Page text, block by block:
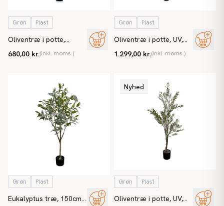
Grøn Plast
Oliventræ i potte,
680,00 kr.(inkl. moms.)
Grøn Plast
Oliventræ i potte, UV,
1.299,00 kr.(inkl. moms.)
Grøn Plast
Eukalyptus træ, 150cm,
Nyhed
Grøn Plast
Oliventræ i potte, UV,